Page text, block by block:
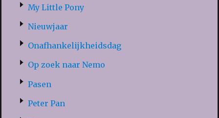
My Little Pony
Nieuwjaar
Onafhankelijkheidsdag
Op zoek naar Nemo
Pasen
Peter Pan